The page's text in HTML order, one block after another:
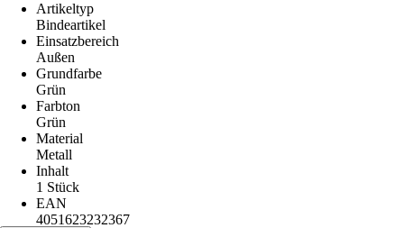
Artikeltyp
Bindeartikel
Einsatzbereich
Außen
Grundfarbe
Grün
Farbton
Grün
Material
Metall
Inhalt
1 Stück
EAN
4051623232367